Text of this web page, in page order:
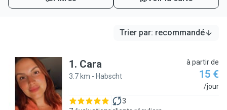
Trier par: recommandé
C
1. Cara
3.7 km - Habscht
à partir de
15 €
/jour
3